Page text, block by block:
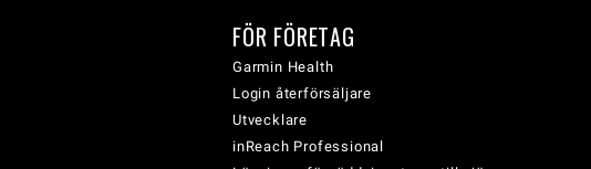
FÖR FÖRETAG
Garmin Health
Login återförsäljare
Utvecklare
inReach Professional